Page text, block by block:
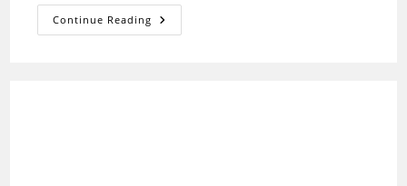
Continue Reading PERFORMING
ARTS